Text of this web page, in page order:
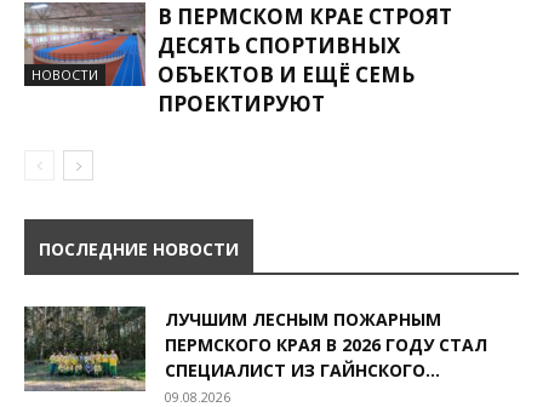
НОВОСТИ
В ПЕРМСКОМ КРАЕ СТРОЯТ
ДЕСЯТЬ СПОРТИВНЫХ
ОБЪЕКТОВ И ЕЩЁ СЕМЬ
ПРОЕКТИРУЮТ
ПОСЛЕДНИЕ НОВОСТИ
ЛУЧШИМ ЛЕСНЫМ ПОЖАРНЫМ
ПЕРМСКОГО КРАЯ В 2026 ГОДУ СТАЛ
СПЕЦИАЛИСТ ИЗ ГАЙНСКОГО...
09.08.2026